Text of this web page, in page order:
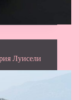
Луисели